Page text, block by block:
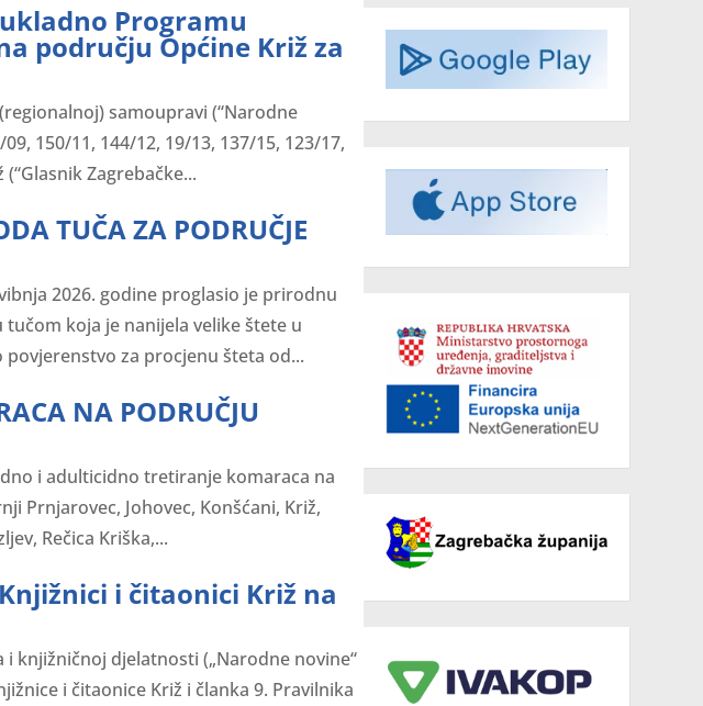
Programu
području Općine Križ za
samoupravi (“Narodne
150/11, 144/12, 19/13, 137/15, 123/17,
Zagrebačke...
TUČA ZA PODRUČJE
2026. godine proglasio je prirodnu
koja je nanijela velike štete u
za procjenu šteta od...
NA PODRUČJU
i adulticidno tretiranje komaraca na
Prnjarovec, Johovec, Konšćani, Križ,
Rečica Kriška,...
i čitaonici Križ na
knjižničnoj djelatnosti („Narodne novine“
i čitaonice Križ i članka 9. Pravilnika